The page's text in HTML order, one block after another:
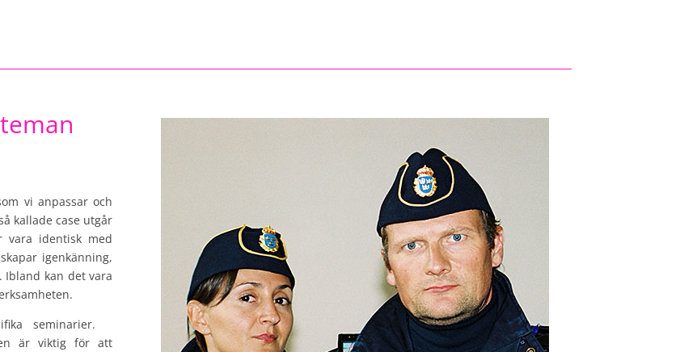
vi anpassar och
kallade case utgår
identisk med
igenkänning,
Ibland kan det vara
seminarier.
är viktig för att